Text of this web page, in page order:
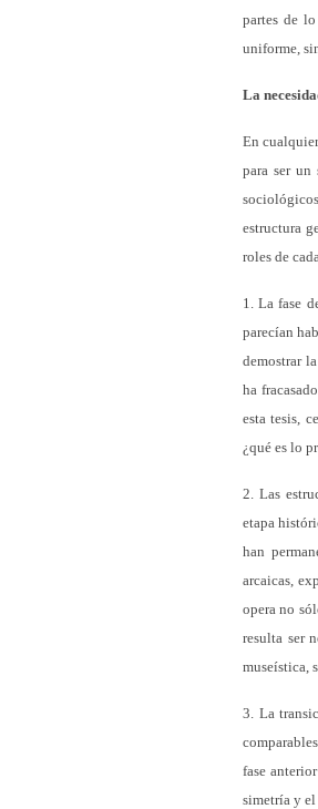
partes de
uniforme,
La
En
para ser un
estructura
roles de
1. La fase
parecían
demostrar
ha
esta tesis,
¿qué es lo
2. Las
etapa
han
arcaicas,
opera no
resulta ser
museística,
3. La
fase
simetría y el